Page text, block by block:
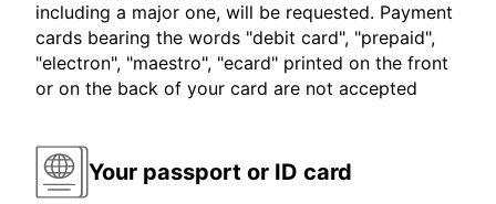
including a major one, will be requested. Payment
cards bearing the words "debit card", "prepaid",
"electron", "maestro", "ecard" printed on the front
or on the back of your card are not accepted
Your passport or ID card